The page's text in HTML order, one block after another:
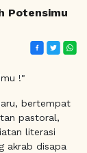
Potensimu
!"
bertempat
pastoral,
literasi
akrab disapa